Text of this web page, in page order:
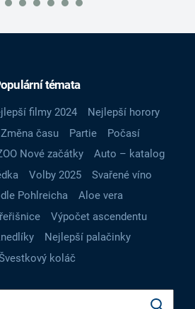
témata
filmy 2024
Nejlepší horory
Změna času Partie
Počasí
Nové začátky
Auto – katalog
Volby 2025
Svařené víno
Pohlreicha
Aloe vera
Výpočet ascendentu
Nejlepší palačinky
koláč